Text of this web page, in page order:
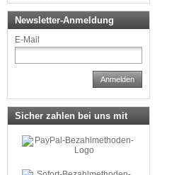
Newsletter-Anmeldung
E-Mail
Anmelden
Sicher zahlen bei uns mit